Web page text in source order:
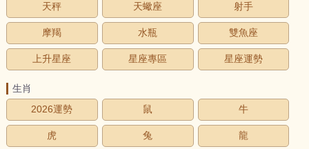
天秤 天蠍座 射手
摩羯 水瓶 雙魚座
上升星座 星座專區 星座運勢
生肖
2026運勢
鼠 牛
虎 兔 龍